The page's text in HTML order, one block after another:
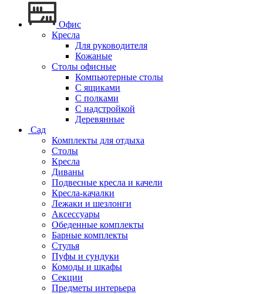
Офис
Кресла
Для руководителя
Кожаные
Столы офисные
Компьютерные столы
С ящиками
С полками
С надстройкой
Деревянные
Сад
Комплекты для отдыха
Столы
Кресла
Диваны
Подвесные кресла и качели
Кресла-качалки
Лежаки и шезлонги
Аксессуары
Обеденные комплекты
Барные комплекты
Стулья
Пуфы и сундуки
Комоды и шкафы
Секции
Предметы интерьера